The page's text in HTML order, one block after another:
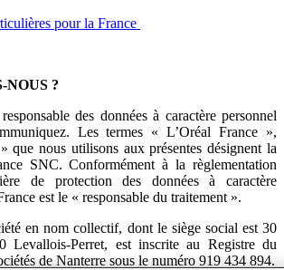
pour la France
NOUS ?
des données à caractère personnel
Les termes « L’Oréal France »,
que nous utilisons aux présentes désignent la
SNC. Conformément à la règlementation
de protection des données à caractère
est le « responsable du traitement ».
en nom collectif, dont le siège social est 30
Levallois-Perret, est inscrite au Registre du
de Nanterre sous le numéro 919 434 894.